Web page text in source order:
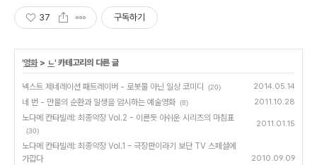
37 구독하기
'영화> ㄴ' 카테고리의 다른 글
넥스트 제네레이션 패트레이버 - 로봇물 아닌 일상 코미디 (20) 2014.05.14
네 번 - 만물의 순환과 일생을 암시하는 예술영화 (8) 2011.10.28
노다메 칸타빌레: 최종악장 Vol.2 - 이른듯 아쉬운 시리즈의 마침표
(30)
2011.01.15
노다메 칸타빌레: 최종악장 Vol.1 - 극장판이라기 보단 TV 스페셜에
가깝다
2010.09.09